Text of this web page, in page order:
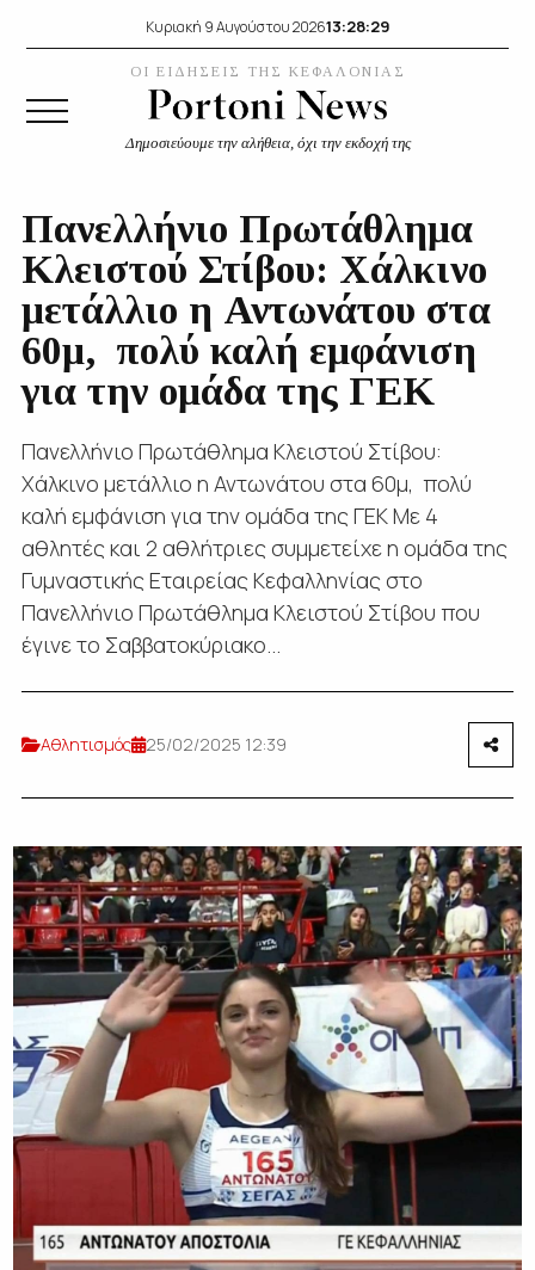
Κυριακή 9 Αυγούστου 202613:28:31
ΟΙ ΕΙΔΗΣΕΙΣ ΤΗΣ ΚΕΦΑΛΟΝΙΑΣ
Δημοσιεύουμε την αλήθεια, όχι την εκδοχή της
Πανελλήνιο Πρωτάθλημα
Κλειστού Στίβου: Χάλκινο
μετάλλιο η Αντωνάτου στα
60μ, πολύ καλή εμφάνιση
για την ομάδα της ΓΕΚ
Πανελλήνιο Πρωτάθλημα Κλειστού Στίβου:
Χάλκινο μετάλλιο η Αντωνάτου στα 60μ, πολύ
καλή εμφάνιση για την ομάδα της ΓΕΚ Με 4
αθλητές και 2 αθλήτριες συμμετείχε η ομάδα της
Γυμναστικής Εταιρείας Κεφαλληνίας στο
Πανελλήνιο Πρωτάθλημα Κλειστού Στίβου που
έγινε το Σαββατοκύριακο...
Αθλητισμός 25/02/2025 12:39